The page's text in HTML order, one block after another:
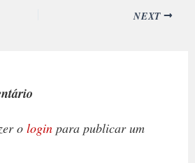
NEXT
o loginpara publicar um